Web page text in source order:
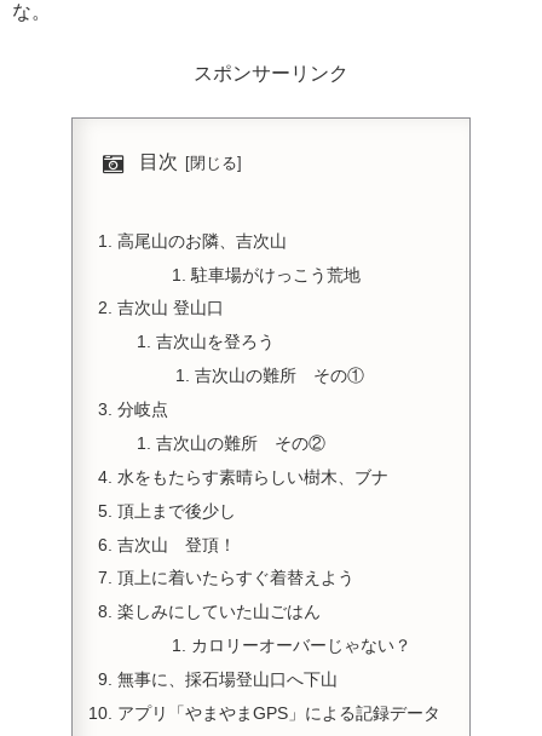
な。
スポンサーリンク
目次
高尾山のお隣、吉次山
駐車場がけっこう荒地
吉次山 登山口
吉次山を登ろう
吉次山の難所 その①
分岐点
吉次山の難所 その②
水をもたらす素晴らしい樹木、ブナ
頂上まで後少し
吉次山 登頂！
頂上に着いたらすぐ着替えよう
楽しみにしていた山ごはん
カロリーオーバーじゃない？
無事に、採石場登山口へ下山
アプリ「やまやまGPS」による記録データ